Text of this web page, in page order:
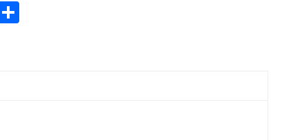
Share